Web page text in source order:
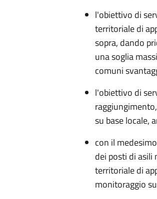
l'obiettivo di
territoriale di
sopra, dando
una soglia
comuni
l'obiettivo di
su base locale,
con il
dei posti di asili
territoriale di
monitoraggio